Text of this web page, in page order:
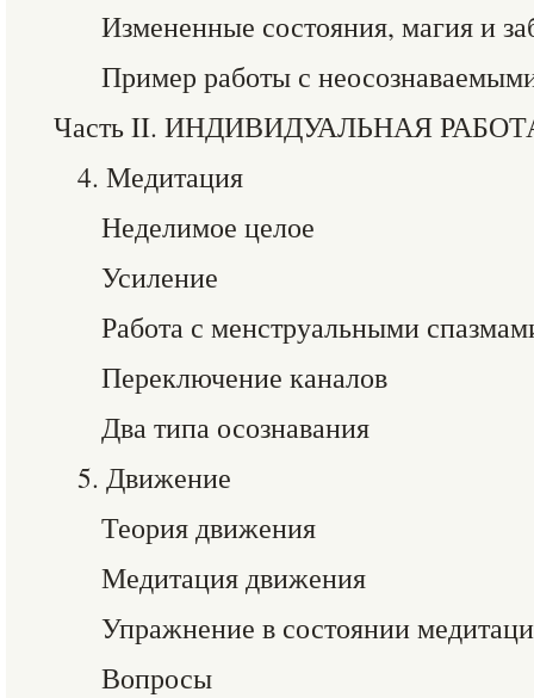
Измененные состояния, магия и
Пример работы с
Часть II. ИНДИВИДУАЛЬНАЯ
4. Медитация
Неделимое целое
Усиление
Работа с менструальными
Переключение каналов
Два типа осознавания
5. Движение
Теория движения
Медитация движения
Упражнение в состоянии
Вопросы